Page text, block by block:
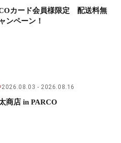
カード会員様限定 配送料無
ンペーン！
2026.08.03 2026.08.16
商店 in PARCO